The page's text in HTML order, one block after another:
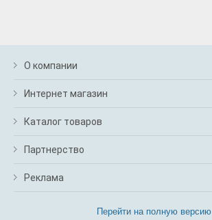
О компании
Интернет магазин
Каталог товаров
Партнерство
Реклама
Перейти на полную версию